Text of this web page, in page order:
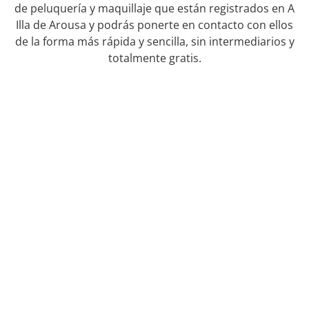
de peluquería y maquillaje que están registrados en A
Illa de Arousa y podrás ponerte en contacto con ellos
de la forma más rápida y sencilla, sin intermediarios y
totalmente gratis.